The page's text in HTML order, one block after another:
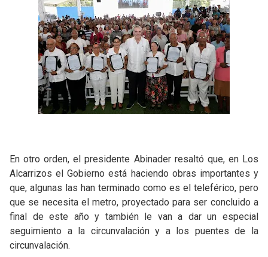
En otro orden, el presidente Abinader resaltó que, en Los
Alcarrizos el Gobierno está haciendo obras importantes y
que, algunas las han terminado como es el teleférico, pero
que se necesita el metro, proyectado para ser concluido a
final de este año y también le van a dar un especial
seguimiento a la circunvalación y a los puentes de la
circunvalación.